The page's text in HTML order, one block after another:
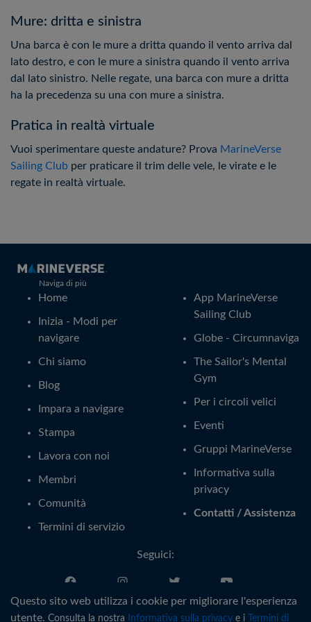
Mure: dritta e sinistra
Una barca è con le mure a dritta quando il vento arriva dal
lato destro, e con le mure a sinistra quando il vento arriva
dal lato sinistro. Nelle regate, una barca con mure a dritta
ha la precedenza su una con mure a sinistra.
Pratica in realtà virtuale
Vuoi sperimentare queste andature? Prova MarineVerse
Sailing Club per praticare il trim delle vele, le virate e le
regate in realtà virtuale.
Naviga di più
Home
Inizia - Modi per
navigare
Chi siamo
Blog
Impara a navigare
Stampa
Lavora con noi
Membri
Comunità
Termini di servizio
App MarineVerse
Sailing Club
Globe - Circumnaviga
The Sailor's Mental
Gym
Per i circoli velici
Eventi
Gruppi MarineVerse
Informativa sulla
privacy
Contatti / Assistenza
Seguici:
Italiano
Questo sito web utilizza i cookie per migliorare l'esperienza
utente. Consulta la nostra Informativa sulla privacy e i Termini di